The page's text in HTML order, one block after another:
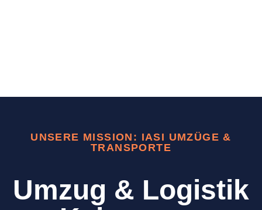
UNSERE MISSION: IASI UMZÜGE &
TRANSPORTE
Umzug & Logistik